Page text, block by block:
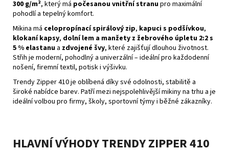
300 g/m², který má počesanou vnitřní stranupro maximální
pohodlí a tepelný komfort.
Mikina má celopropínací spirálový zip, kapuci s podšívkou,
klokaní kapsy, dolní lem a manžety z žebrového úpletu 2:2 s
5 % elastanu a zdvojené švy, které zajišťují dlouhou životnost.
Střih je moderní, pohodlný a univerzální – ideální pro každodenní
nošení, firemní textil, potisk i výšivku.
Trendy Zipper 410 je oblíbená díky své odolnosti, stabilitě a
široké nabídce barev. Patří mezi nejspolehlivější mikiny na trhu a je
ideální volbou pro firmy, školy, sportovní týmy i běžné zákazníky.
HLAVNÍ VÝHODY TRENDY ZIPPER 410